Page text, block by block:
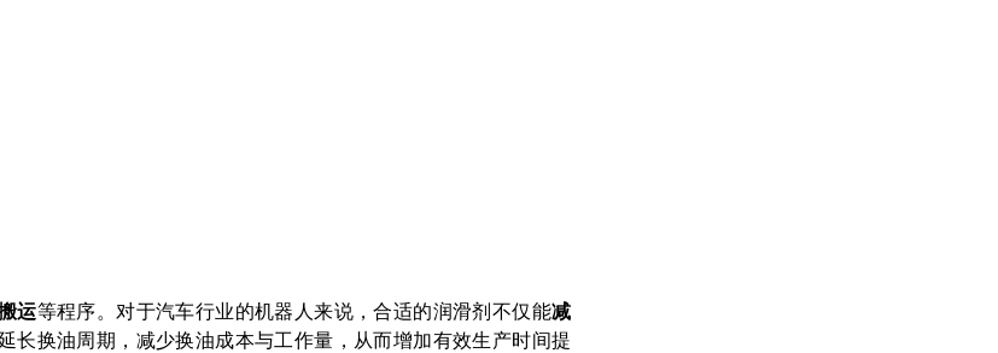
运等程序。对于汽车行业的机器人来说，合适的润滑剂不仅能减
长换油周期，减少换油成本与工作量，从而增加有效生产时间提